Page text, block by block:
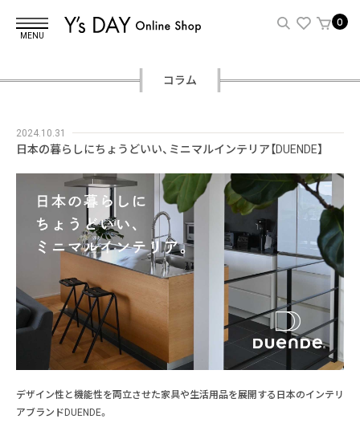
MENU
0
コラム
2024.10.31
日本の暮らしにちょうどいい、ミニマルインテリア【DUENDE】
デザイン性と機能性を両立させた家具や生活用品を展開する日本のインテリ
アブランドDUENDE。